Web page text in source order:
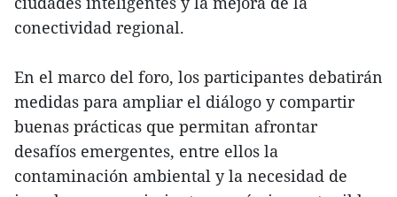
conectividad regional.
En el marco del foro, los participantes debatirán
medidas para ampliar el diálogo y compartir
buenas prácticas que permitan afrontar
desafíos emergentes, entre ellos la
contaminación ambiental y la necesidad de